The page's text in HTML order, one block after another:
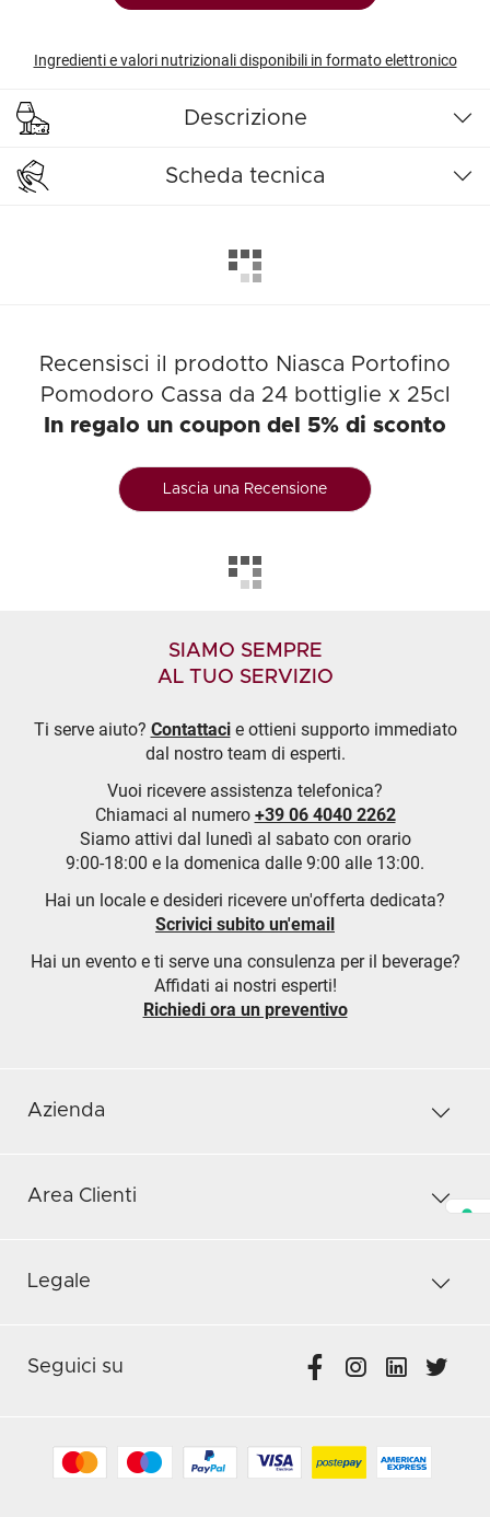
Ingredienti e valori nutrizionali disponibili in formato elettronico
Descrizione
Scheda tecnica
Recensisci il prodotto Niasca Portofino
Pomodoro Cassa da 24 bottiglie x 25cl
In regalo un coupon del 5% di sconto
Lascia una Recensione
SIAMO SEMPRE
AL TUO SERVIZIO
Ti serve aiuto? Contattacie ottieni supporto immediato
dal nostro team di esperti.
Vuoi ricevere assistenza telefonica?
Chiamaci al numero +39 06 4040 2262
Siamo attivi dal lunedì al sabato con orario
9:00-18:00 e la domenica dalle 9:00 alle 13:00.
Hai un locale e desideri ricevere un'offerta dedicata?
Scrivici subito un'email
Hai un evento e ti serve una consulenza per il beverage?
Affidati ai nostri esperti!
Richiedi ora un preventivo
Azienda
Area Clienti
Legale
Seguici su